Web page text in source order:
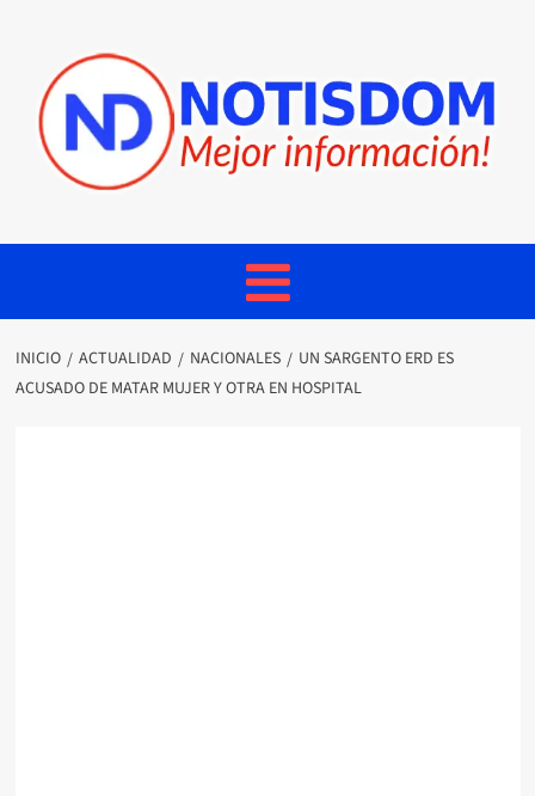
INICIO ACTUALIDAD NACIONALES
UN SARGENTO ERD ES
ACUSADO DE MATAR MUJER Y OTRA EN HOSPITAL